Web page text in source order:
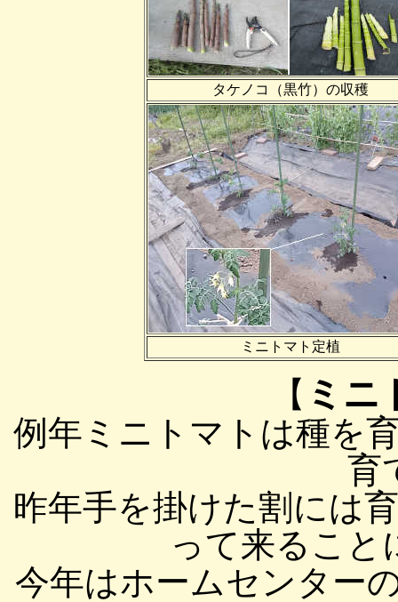
タケノコ（黒竹）の収穫
ミニトマト定植
【 ミニ
例年ミニトマトは種を
育
昨年手を掛けた割には
って来ること
今年はホームセンター